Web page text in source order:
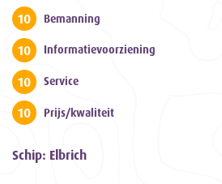
10 Bemanning
10 Informatievoorziening
10 Service
10 Prijs/kwaliteit
Schip: Elbrich